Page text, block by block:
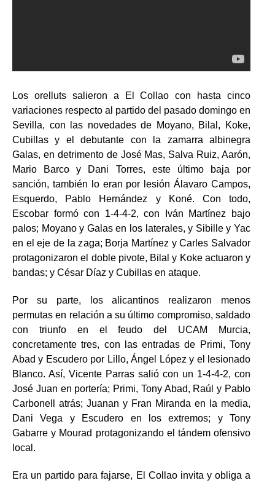
Los orelluts salieron a El Collao con hasta cinco
variaciones respecto al partido del pasado domingo en
Sevilla, con las novedades de Moyano, Bilal, Koke,
Cubillas y el debutante con la zamarra albinegra
Galas, en detrimento de José Mas, Salva Ruiz, Aarón,
Mario Barco y Dani Torres, este último baja por
sanción, también lo eran por lesión Álavaro Campos,
Esquerdo, Pablo Hernández y Koné. Con todo,
Escobar formó con 1-4-4-2, con Iván Martínez bajo
palos; Moyano y Galas en los laterales, y Sibille y Yac
en el eje de la zaga; Borja Martínez y Carles Salvador
protagonizaron el doble pivote, Bilal y Koke actuaron y
bandas; y César Díaz y Cubillas en ataque.
Por su parte, los alicantinos realizaron menos
permutas en relación a su último compromiso, saldado
con triunfo en el feudo del UCAM Murcia,
concretamente tres, con las entradas de Primi, Tony
Abad y Escudero por Lillo, Ángel López y el lesionado
Blanco. Así, Vicente Parras salió con un 1-4-4-2, con
José Juan en portería; Primi, Tony Abad, Raúl y Pablo
Carbonell atrás; Juanan y Fran Miranda en la media,
Dani Vega y Escudero en los extremos; y Tony
Gabarre y Mourad protagonizando el tándem ofensivo
local.
Era un partido para fajarse, El Collao invita y obliga a